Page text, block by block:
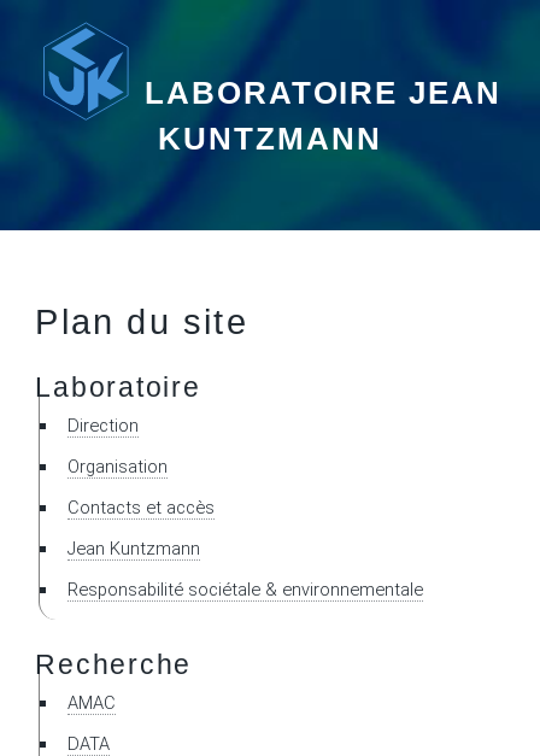
LABORATOIRE JEAN
KUNTZMANN
Plan du site
Laboratoire
Direction
Organisation
Contacts et accès
Jean Kuntzmann
Responsabilité sociétale & environnementale
Recherche
AMAC
DATA